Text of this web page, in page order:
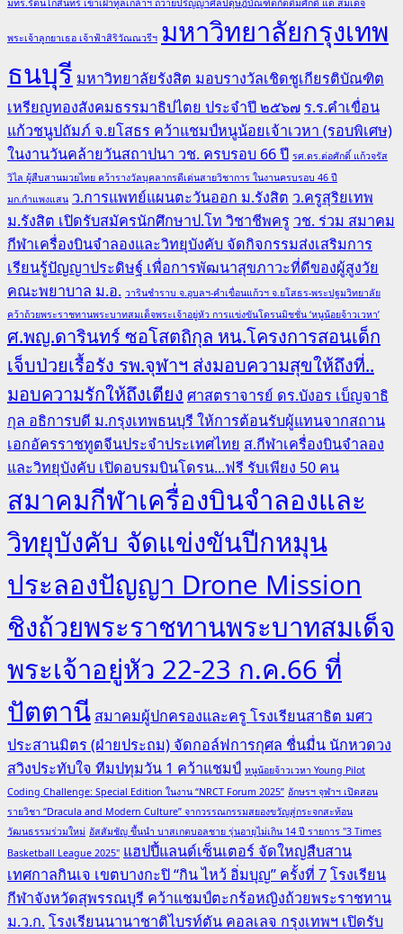
มทร.รัตนโกสินทร์ เข้าเฝ้าทูลเกล้าฯ ถวายปริญญาศิลปดุษฎีบัณฑิตกิตติมศักดิ์ แด่ สมเด็จ
พระเจ้าลูกยาเธอ เจ้าฟ้าสิริวัณณวรีฯ มหาวิทยาลัยกรุงเทพ
ธนบุรี มหาวิทยาลัยรังสิต มอบรางวัลเชิดชูเกียรติบัณฑิต
เหรียญทองสังคมธรรมาธิปไตย ประจำปี ๒๕๖๗ ร.ร.คำเขื่อน
แก้วชนูปถัมภ์ จ.ยโสธร คว้าแชมป์หนูน้อยเจ้าเวหา (รอบพิเศษ)
ในงานวันคล้ายวันสถาปนา วช. ครบรอบ 66 ปี รศ.ดร.ต่อศักดิ์ แก้วจรัส
วิไล ผู้สืบสานมวยไทย คว้ารางวัลบุคลากรดีเด่นสายวิชาการ ในงานครบรอบ 46 ปี
มก.กำแพงแสน ว.การแพทย์แผนตะวันออก ม.รังสิต ว.ครูสุริยเทพ
ม.รังสิต เปิดรับสมัครนักศึกษาป.โท วิชาชีพครู วช. ร่วม สมาคม
กีฬาเครื่องบินจำลองและวิทยุบังคับ จัดกิจกรรมส่งเสริมการ
เรียนรู้ปัญญาประดิษฐ์ เพื่อการพัฒนาสุขภาวะที่ดีของผู้สูงวัย
คณะพยาบาล ม.อ. วารินชำราบ จ.อุบลฯ-คำเขื่อนแก้วฯ จ.ยโสธร-พระปฐมวิทยาลัย
คว้าถ้วยพระราชทานพระบาทสมเด็จพระเจ้าอยู่หัว การแข่งขันโดรนมิชชั่น ‘หนูน้อยจ้าวเวหา’
ศ.พญ.ดารินทร์ ซอโสตถิกุล หน.โครงการสอนเด็ก
เจ็บป่วยเรื้อรัง รพ.จุฬาฯ ส่งมอบความสุขให้ถึงที่..
มอบความรักให้ถึงเตียง ศาสตราจารย์ ดร.บังอร เบ็ญจาธิ
กุล อธิการบดี ม.กรุงเทพธนบุรี ให้การต้อนรับผู้แทนจากสถาน
เอกอัครราชทูตจีนประจำประเทศไทย ส.กีฬาเครื่องบินจำลอง
และวิทยุบังคับ เปิดอบรมบินโดรน...ฟรี รับเพียง 50 คน
สมาคมกีฬาเครื่องบินจำลองและ
วิทยุบังคับ จัดแข่งขันปีกหมุน
ประลองปัญญา Drone Mission
ชิงถ้วยพระราชทานพระบาทสมเด็จ
พระเจ้าอยู่หัว 22-23 ก.ค.66 ที่
ปัตตานี สมาคมผู้ปกครองและครู โรงเรียนสาธิต มศว
ประสานมิตร (ฝ่ายประถม) จัดกอล์ฟการกุศล ชื่นมื่น นักหวดวง
สวิงประทับใจ ทีมปทุมวัน 1 คว้าแชมป์ หนูน้อยจ้าวเวหา Young Pilot
Coding Challenge: Special Edition ในงาน “NRCT Forum 2025” อักษรฯ จุฬาฯ เปิดสอน
รายวิชา “Dracula and Modern Culture” จากวรรณกรรมสยองขวัญสู่กระจกสะท้อน
วัฒนธรรมร่วมใหม่ อัสสัมชัญ ขึ้นนำ บาสเกตบอลชาย รุ่นอายุไม่เกิน 14 ปี รายการ "3 Times
Basketball League 2025" แฮปปี้แลนด์เซ็นเตอร์ จัดใหญ่สืบสาน
เทศกาลกินเจ เขตบางกะปิ “กิน ไหว้ อิ่มบุญ” ครั้งที่ 7โรงเรียน
กีฬาจังหวัดสุพรรณบุรี คว้าแชมป์ตะกร้อหญิงถ้วยพระราชทาน
ม.ว.ก.โรงเรียนนานาชาติไบรท์ตัน คอลเลจ กรุงเทพฯ เปิดรับ